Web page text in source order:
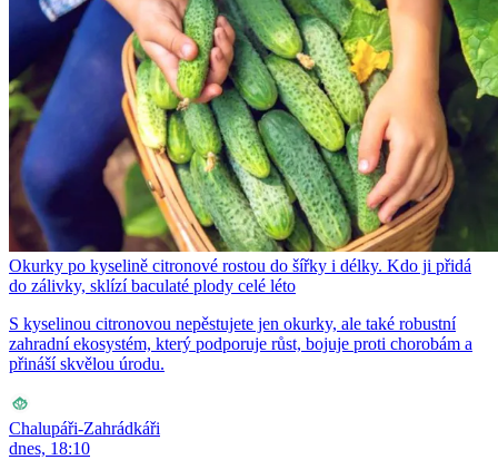
Okurky po kyselině citronové rostou do šířky i délky. Kdo ji přidá
do zálivky, sklízí baculaté plody celé léto
S kyselinou citronovou nepěstujete jen okurky, ale také robustní
zahradní ekosystém, který podporuje růst, bojuje proti chorobám a
přináší skvělou úrodu.
Chalupáři-Zahrádkáři
dnes, 18:10